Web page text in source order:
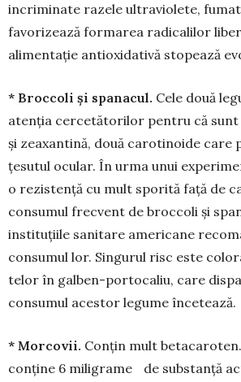
incrimi­nate razele ultraviolete,
favorizează for­ma­rea radicalilor
alimen­tație antioxi­dativă stopează
* Broccoli și spanacul. Cele două
atenția cer­ce­tă­torilor pentru că sunt
și zeaxantină, două caroti­noi­de care
țesutul ocu­­lar. În urma unui
o rezistență cu mult sporită față de
consumul frec­­vent de broccoli și
instituțiile sanitare americane
con­sumul lor. Sin­­gurul risc este
telor în gal­ben-por­to­caliu, care
con­sumul acestor le­gu­me în­ce­tează.
* Morcovii. Con­țin mult
con­ți­ne 6 miligrame de sub­stanță